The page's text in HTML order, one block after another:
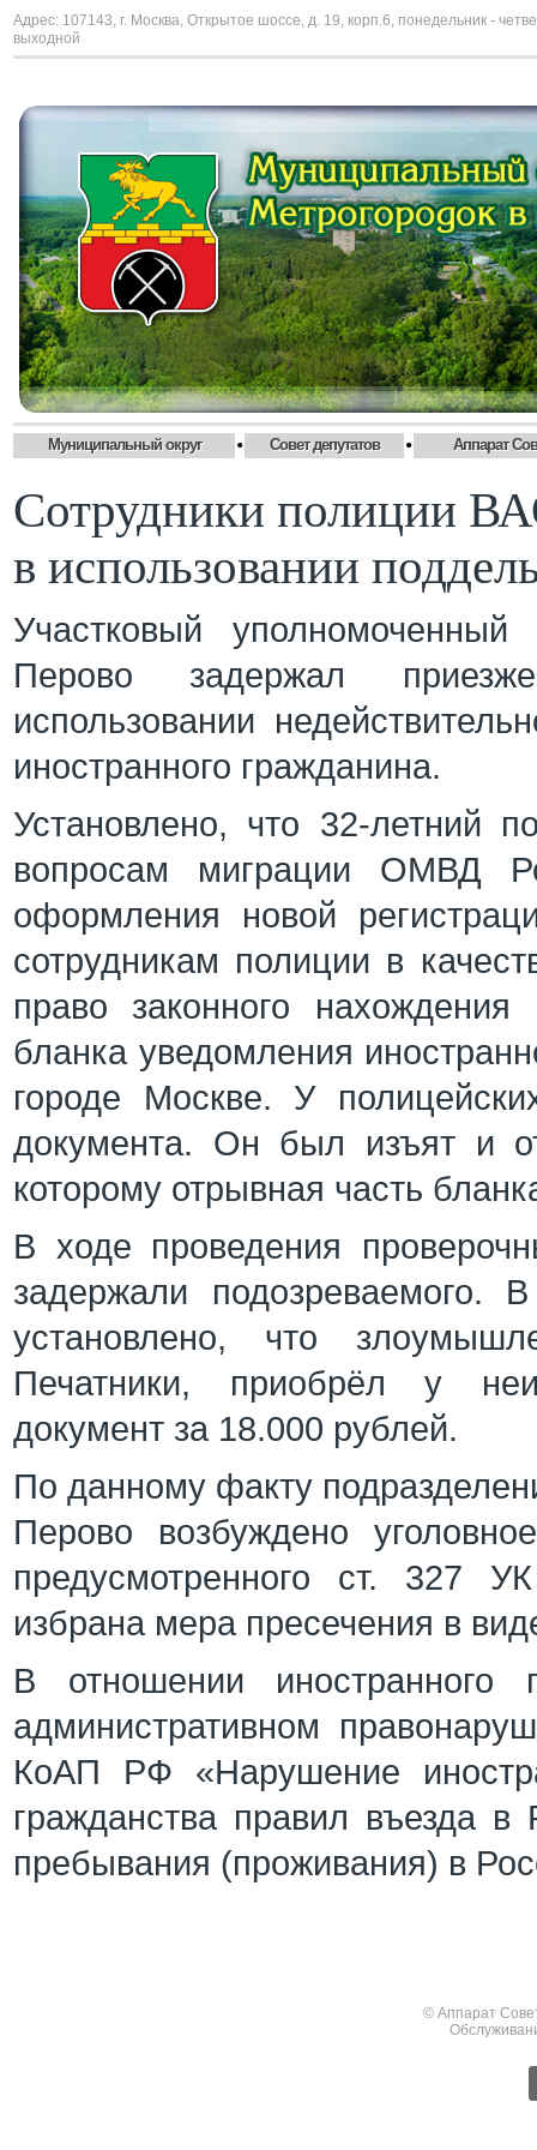
Адрес: 107143, г. Москва, Открытое шоссе, д. 19, корп.6, понедельник -
выходной
Муниципальный округ • Совет депутатов • Аппарат
Сотрудники полиции
в использовании
Участковый
Перово задержал
использовании
иностранного гражданина.
Установлено, что 32-летний
вопросам миграции ОМВД
оформления новой
сотрудникам полиции в
право законного
бланка уведомления
городе Москве. У
документа. Он был изъят и
которому отрывная часть
В ходе проведения
задержали подозреваемого.
установлено, что
Печатники, приобрёл у
документ за 18.000 рублей.
По данному факту
Перово возбуждено
предусмотренного ст. 327
избрана мера пресечения в
В отношении иностранного
административном
КоАП РФ «Нарушение
гражданства правил въезда
пребывания (проживания) в
© Аппарат